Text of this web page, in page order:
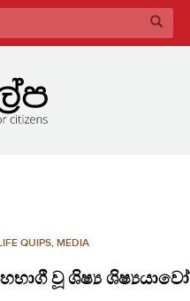
QUIPS, MEDIA
වූ ශිෂ්‍ය ශිෂ්‍යයාවෝ